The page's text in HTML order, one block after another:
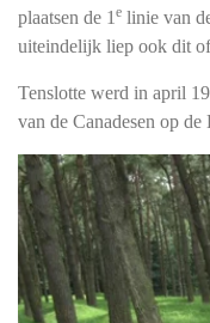
plaatsen de 1 e linie van
uiteindelijk liep ook dit
Tenslotte werd in april
van de Canadesen op